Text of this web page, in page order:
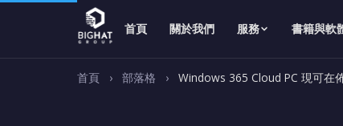
首頁 關於我們 服務 書籍與軟
首頁 › 部落格 › Windows 365 Cloud PC 現可在